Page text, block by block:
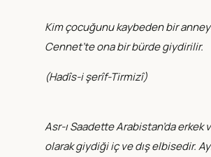
Kim çocuğunu kaybeden bir
Cennet’te ona bir bürde giydirilir.
(Hadîs-i şerîf-Tirmizî)
Asr-ı Saadette Arabistan’da erkek
olarak giydiği iç ve dış elbisedir.